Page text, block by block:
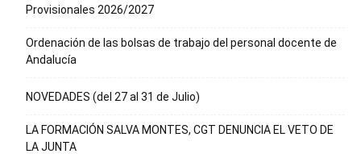
Provisionales 2026/2027
Ordenación de las bolsas de trabajo del personal docente de
Andalucía
NOVEDADES (del 27 al 31 de Julio)
LA FORMACIÓN SALVA MONTES, CGT DENUNCIA EL VETO DE
LA JUNTA